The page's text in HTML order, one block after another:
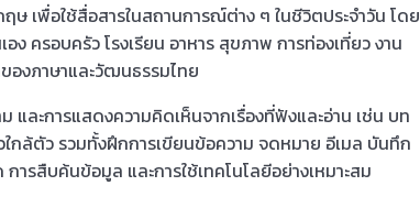
เพื่อใช้สื่อสารในสถานการณ์ต่าง ๆ ในชีวิตประจำวัน โดย
ง ครอบครัว โรงเรียน อาหาร สุขภาพ การท่องเที่ยว งาน
องภาษาและวัฒนธรรมไทย
ละการแสดงความคิดเห็นจากเรื่องที่ฟังและอ่าน เช่น บท
กล้ตัว รวมทั้งฝึกการเขียนข้อความ จดหมาย อีเมล บันทึก
ารสืบค้นข้อมูล และการใช้เทคโนโลยีอย่างเหมาะสม